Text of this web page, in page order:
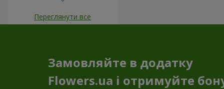
Переглянути все
Замовляйте в додатку
Flowers.ua і отримуйте